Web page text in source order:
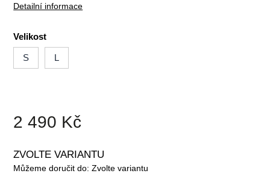
Detailní informace
Velikost
S L
2 490 Kč
ZVOLTE VARIANTU
Můžeme doručit do: Zvolte variantu